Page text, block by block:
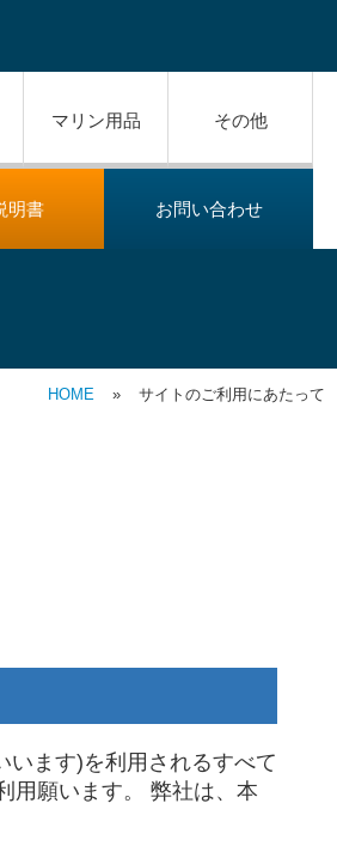
マリン用品 その他
明書 お問い合わせ
HOME » サイトのご利用にあたって
います)を利用されるすべて
用願います。 弊社は、本